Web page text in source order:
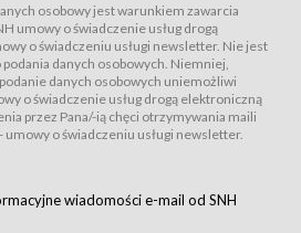
korzystania z Serwisu jest zobowiązany
Założenie konta w Serwisie oraz zamówienie
przeznaczonego do tego formularza
Serwisu dostępnych dla wszystkich
postanowień Regulaminu.
jest do przestrzegania postanowień Regulaminu
z Serwisu.
Usługobiorcom nieodpłatnie za
z Usług
osobowy jest warunkiem zawarcia
umowy o świadczenie usług drogą
o świadczeniu usługi newsletter. Nie jest
danych osobowych. Niemniej,
danych osobowych uniemożliwi
o świadczenie usług drogą elektroniczną
przez Pana/-ią chęci otrzymywania maili
umowy o świadczeniu usługi newsletter.
wiadomości e-mail od SNH